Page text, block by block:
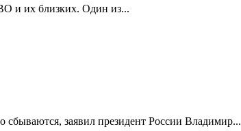
и их близких. Один из...
заявил президент России Владимир...